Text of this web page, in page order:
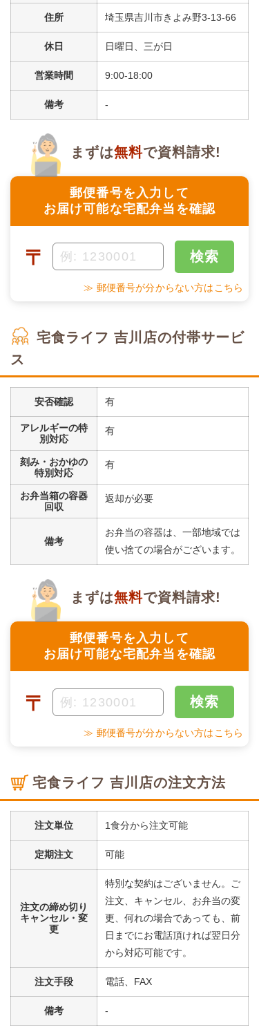
メニュー例をもっと見る
※ その他備考
メニューは日替わりです（メニューは一例です）
住所 埼玉県吉川市きよみ野3-13-66
休日 日曜日、三が日
営業時間 9:00-18:00
備考 -
郵便番号を入力して
お届け可能な宅配弁当を確認
まずは無料で資料請求!
〒 検索
≫ 郵便番号が分からない方はこちら
宅食ライフ 吉川店の付帯サービ
ス
安否確認 有
アレルギーの特
別対応
有
刻み・おかゆの
特別対応
有
お弁当箱の容器
回収
返却が必要
備考
お弁当の容器は、一部地域では
使い捨ての場合がございます。
郵便番号を入力して
お届け可能な宅配弁当を確認
まずは無料で資料請求!
〒 検索
≫ 郵便番号が分からない方はこちら
宅食ライフ 吉川店の注文方法
注文単位 1食分から注文可能
定期注文 可能
注文の締め切り
キャンセル・変
更
特別な契約はございません。ご
注文、キャンセル、お弁当の変
更、何れの場合であっても、前
日までにお電話頂ければ翌日分
から対応可能です。
注文手段 電話、FAX
備考 -